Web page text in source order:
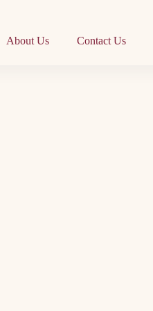
About Us Contact Us